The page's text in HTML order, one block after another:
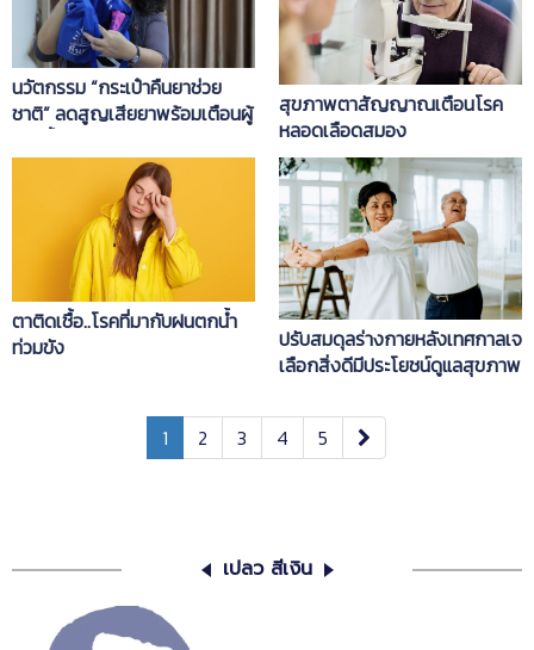
นวัตกรรม “กระเป๋าคืนยาช่วย
ชาติ” ลดสูญเสียยาพร้อมเตือนผู้
สุขภาพตาสัญญาณเตือนโรค
หลอดเลือดสมอง
ตาติดเชื้อ..โรคที่มากับฝนตกน้ำ
ท่วมขัง
ปรับสมดุลร่างกายหลังเทศกาลเจ
เลือกสิ่งดีมีประโยชน์ดูแลสุขภาพ
1 2 3 4 5
เปลว สีเงิน